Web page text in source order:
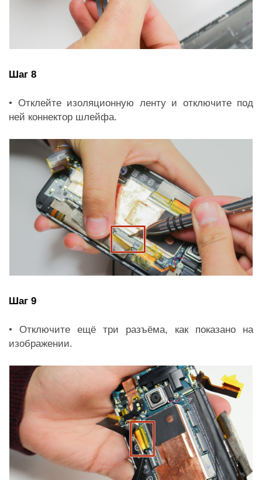
Шаг 8
• Отклейте изоляционную ленту и отключите под
ней коннектор шлейфа.
Шаг 9
• Отключите ещё три разъёма, как показано на
изображении.